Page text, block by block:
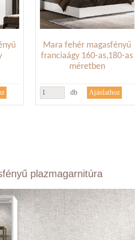
Mara fehér magasfényű
franciaágy 160-as,180-as
méretben
db
plazmagarnitúra